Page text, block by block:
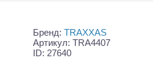
Бренд: TRAXXAS
Артикул: TRA4407
ID: 27640